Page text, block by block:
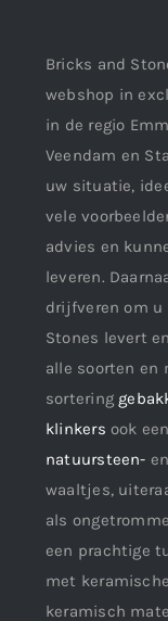
Bricks and
webshop in
in de regio
Veendam en
uw situatie,
vele
advies en
leveren.
drijfveren om
Stones levert
alle soorten en
sortering
klinkers ook
natuursteen- en
waaltjes,
als
een prachtige
met
keramisch